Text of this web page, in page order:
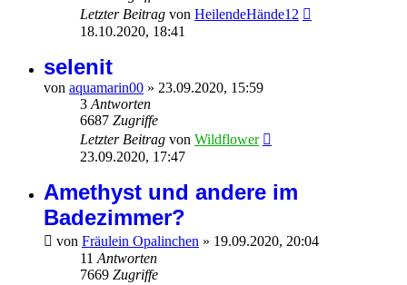
Letzter Beitrag von HeilendeHände12
18.10.2020, 18:41
selenit
von aquamarin00 » 23.09.2020, 15:59
3 Antworten
6687 Zugriffe
Letzter Beitrag von Wildflower
23.09.2020, 17:47
Amethyst und andere im
Badezimmer?
von Fräulein Opalinchen » 19.09.2020, 20:04
11 Antworten
7669 Zugriffe